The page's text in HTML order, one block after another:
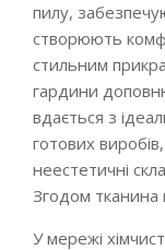
пилу,
створюють
стильним
гардини
вдається з
готових
неестетичні
Згодом тканина
У мережі